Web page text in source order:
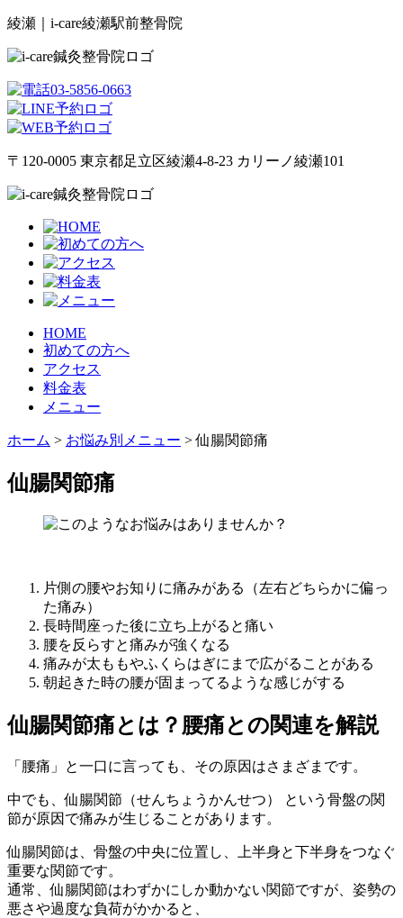
綾瀬｜i-care綾瀬駅前整骨院
〒120-0005 東京都足立区綾瀬4-8-23 カリーノ綾瀬101
HOME
初めての方へ
アクセス
料金表
メニュー
ホーム > お悩み別メニュー >仙腸関節痛
仙腸関節痛
片側の腰やお知りに痛みがある（左右どちらかに偏っ
た痛み）
長時間座った後に立ち上がると痛い
腰を反らすと痛みが強くなる
痛みが太ももやふくらはぎにまで広がることがある
朝起きた時の腰が固まってるような感じがする
仙腸関節痛とは？腰痛との関連を解説
「腰痛」と一口に言っても、その原因はさまざまです。
中でも、仙腸関節（せんちょうかんせつ） という骨盤の関
節が原因で痛みが生じることがあります。
仙腸関節は、骨盤の中央に位置し、上半身と下半身をつなぐ
重要な関節です。
通常、仙腸関節はわずかにしか動かない関節ですが、姿勢の
悪さや過度な負荷がかかると、